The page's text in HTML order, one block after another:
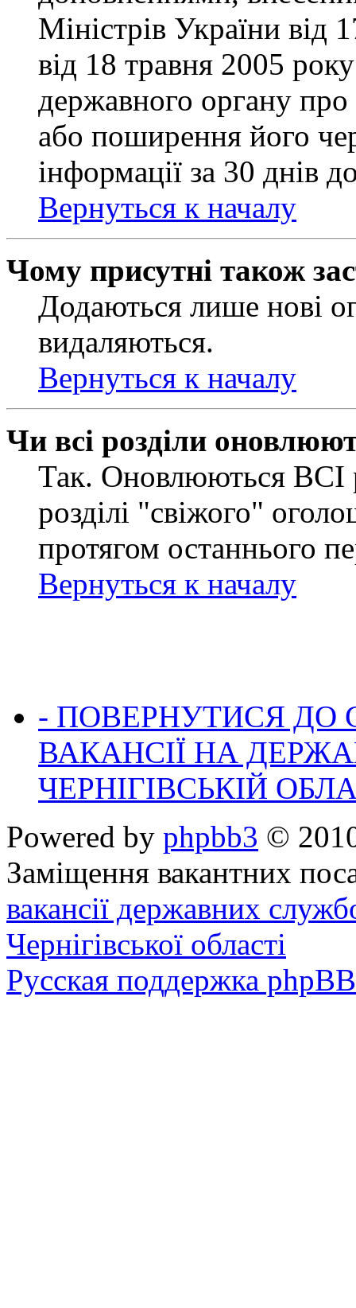
Міністрів України від
від 18 травня 2005
державного органу
або поширення його
інформації за 30 днів
Вернуться к началу
Чому присутні також
Додаються лише нові
видаляються.
Вернуться к началу
Чи всі розділи
Так. Оновлюються ВСІ
розділі "свіжого"
протягом останнього
Вернуться к началу
- ПОВЕРНУТИСЯ ДО
ВАКАНСІЇ НА
ЧЕРНІГІВСЬКІЙ
Powered by phpbb3 ©
Заміщення вакантних
вакансії державних
Чернігівської області
Русская поддержка phpBB